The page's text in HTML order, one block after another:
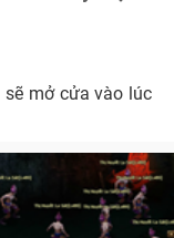
sẽ mở cửa vào lúc